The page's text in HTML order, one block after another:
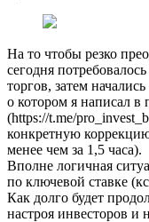
На то чтобы резко
сегодня
торгов, затем
о котором я написал в
(https://t.me/
конкретную
менее чем за 1,5 часа).
Вполне логичная
по ключевой ставке
Как долго будет
настроя инвесторов и